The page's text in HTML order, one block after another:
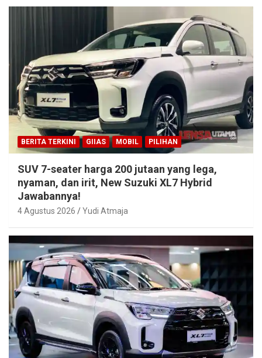
BERITA TERKINI GIIAS MOBIL PILIHAN
SUV 7-seater harga 200 jutaan yang lega,
nyaman, dan irit, New Suzuki XL7 Hybrid
Jawabannya!
4 Agustus 2026 Yudi Atmaja